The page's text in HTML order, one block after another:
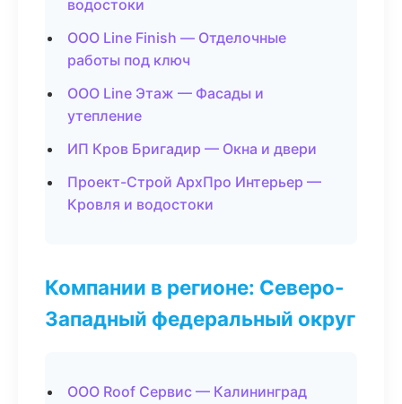
водостоки
ООО Line Finish — Отделочные
работы под ключ
ООО Line Этаж — Фасады и
утепление
ИП Кров Бригадир — Окна и двери
Проект-Строй АрхПро Интерьер —
Кровля и водостоки
Компании в регионе: Северо-
Западный федеральный округ
ООО Roof Сервис — Калининград